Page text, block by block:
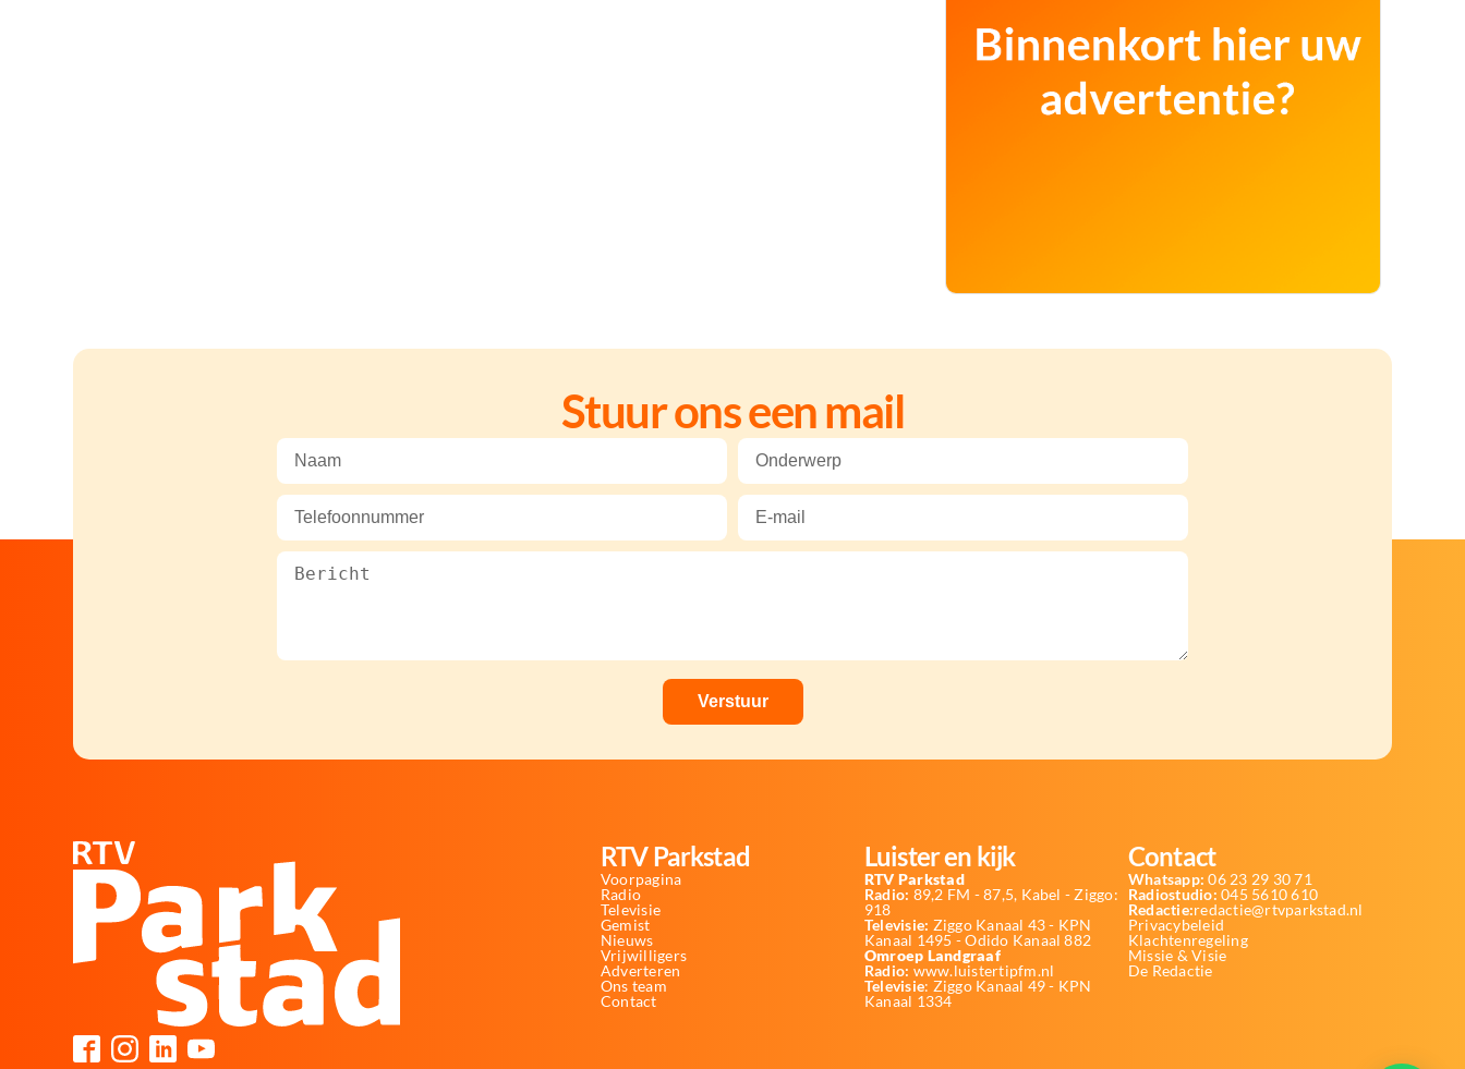
Stuur ons een mail
RTV Parkstad
Voorpagina
Radio
Televisie
Gemist
Nieuws
Vrijwilligers
Adverteren
Ons team
Contact
Luister en kijk
RTV Parkstad
Radio: 89,2 FM - 87,5, Kabel - Ziggo:
918
Televisie: Ziggo Kanaal 43 - KPN
Kanaal 1495 - Odido Kanaal 882
Omroep Landgraaf
Radio: www.luistertipfm.nl
Televisie: Ziggo Kanaal 49 - KPN
Kanaal 1334
Contact
Whatsapp: 06 23 29 30 71
Radiostudio: 045 5610 610
Redactie:redactie@rtvparkstad.nl
Privacybeleid
Klachtenregeling
Missie & Visie
De Redactie